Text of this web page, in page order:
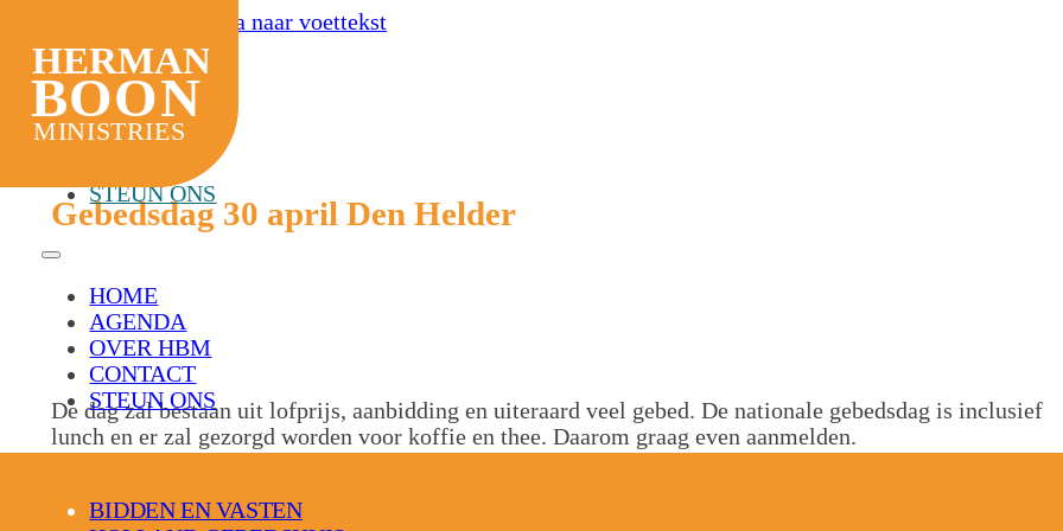
Ga naar voettekst
MINISTRIES
BOON
HERMAN
HOME
AGENDA
OVER HBM
STEUN ONS
HOME
AGENDA
OVER HBM
CONTACT
STEUN ONS
BIDDEN EN VASTEN
Gebedsdag 30 april Den Helder
De dag zal bestaan uit lofprijs, aanbidding en uiteraard veel gebed. De nationale gebedsdag is inclusief
lunch en er zal gezorgd worden voor koffie en thee. Daarom graag even aanmelden.